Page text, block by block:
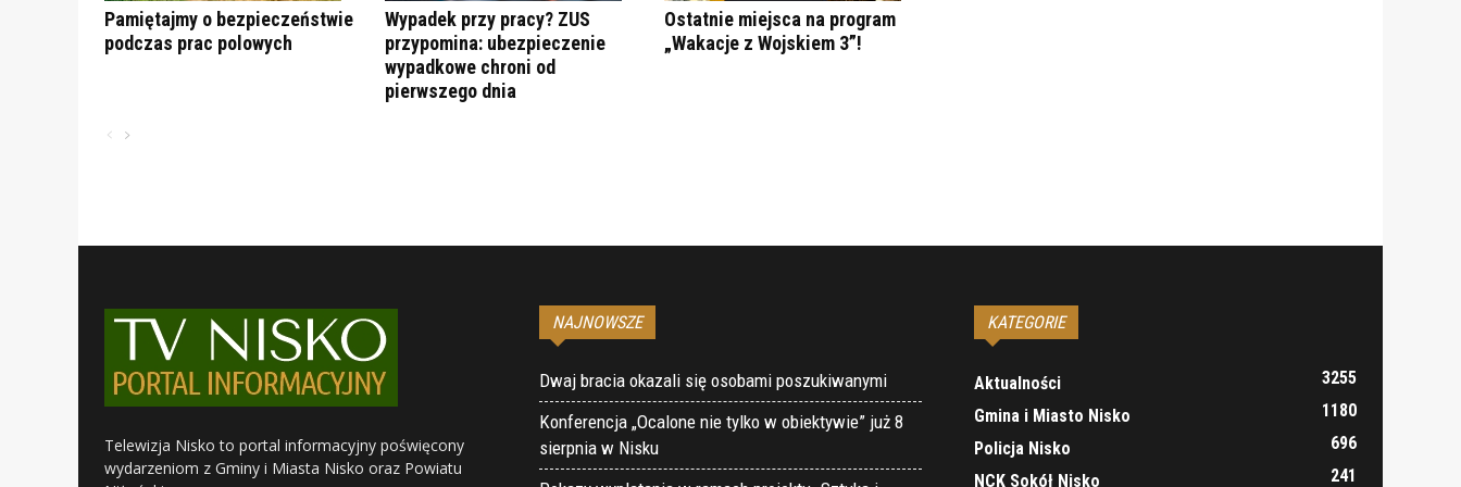
Pamiętajmy o bezpieczeństwie
podczas prac polowych
Wypadek przy pracy? ZUS
przypomina: ubezpieczenie
wypadkowe chroni od
pierwszego dnia
Ostatnie miejsca na program
„Wakacje z Wojskiem 3”!
Telewizja Nisko to portal informacyjny poświęcony
wydarzeniom z Gminy i Miasta Nisko oraz Powiatu
NAJNOWSZE
Dwaj bracia okazali się osobami poszukiwanymi
Konferencja „Ocalone nie tylko w obiektywie” już 8
sierpnia w Nisku
KATEGORIE
Aktualności
3255
Gmina i Miasto Nisko
1180
Policja Nisko
696
NCK Sokół Nisko
241